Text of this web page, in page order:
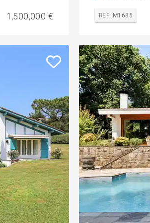
1,500,000 € REF. M1685